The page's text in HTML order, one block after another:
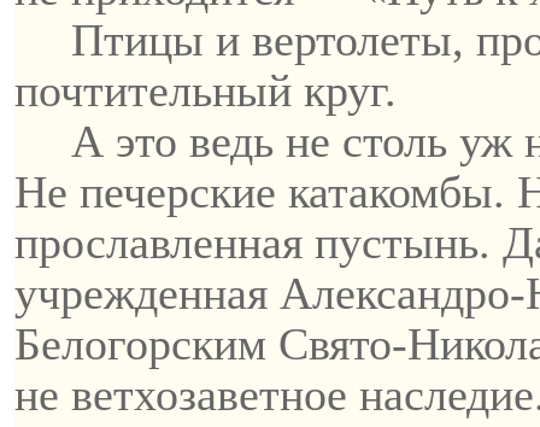
Птицы и вертолеты,
почтительный круг.
А это ведь не столь уж
Не печерские катакомбы.
прославленная пустынь.
учрежденная
Белогорским Свято-
не ветхозаветное